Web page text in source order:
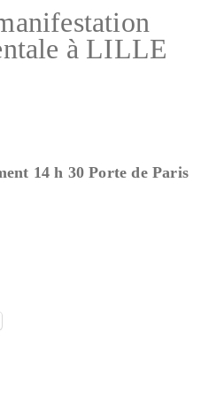
à LILLE
14 h 30 Porte de Paris